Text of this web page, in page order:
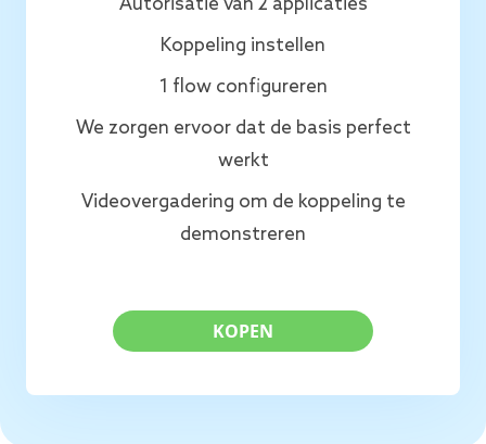
Koppeling instellen
1 flow configureren
We zorgen ervoor dat de basis perfect
werkt
Videovergadering om de koppeling te
demonstreren
KOPEN